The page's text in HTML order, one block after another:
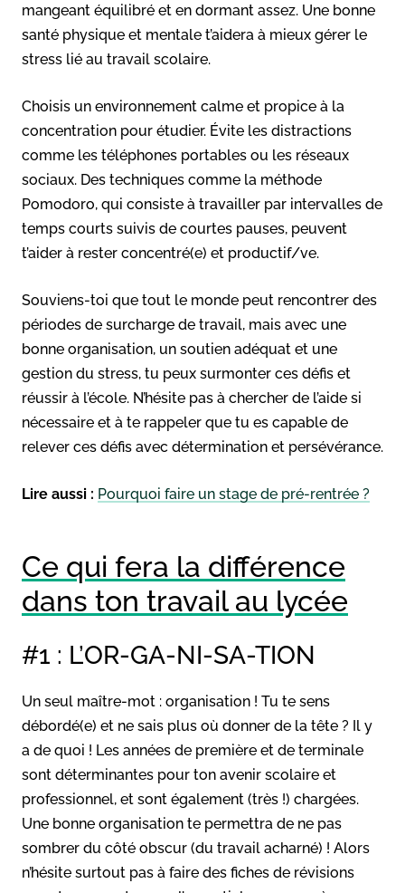
mangeant équilibré et en dormant assez. Une bonne
santé physique et mentale t’aidera à mieux gérer le
stress lié au travail scolaire.
Choisis un environnement calme et propice à la
concentration pour étudier. Évite les distractions
comme les téléphones portables ou les réseaux
sociaux. Des techniques comme la méthode
Pomodoro, qui consiste à travailler par intervalles de
temps courts suivis de courtes pauses, peuvent
t’aider à rester concentré(e) et productif/ve.
Souviens-toi que tout le monde peut rencontrer des
périodes de surcharge de travail, mais avec une
bonne organisation, un soutien adéquat et une
gestion du stress, tu peux surmonter ces défis et
réussir à l’école. N’hésite pas à chercher de l’aide si
nécessaire et à te rappeler que tu es capable de
relever ces défis avec détermination et persévérance.
Lire aussi : Pourquoi faire un stage de pré-rentrée ?
Ce qui fera la différence
dans ton travail au lycée
#1 : L’OR-GA-NI-SA-TION
Un seul maître-mot : organisation ! Tu te sens
débordé(e) et ne sais plus où donner de la tête ? Il y
a de quoi ! Les années de première et de terminale
sont déterminantes pour ton avenir scolaire et
professionnel, et sont également (très !) chargées.
Une bonne organisation te permettra de ne pas
sombrer du côté obscur (du travail acharné) ! Alors
n’hésite surtout pas à faire des fiches de révisions